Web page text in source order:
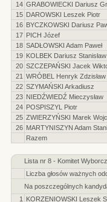
14 GRABOWIECKI Dariusz
15 DAROWSKI Leszek Piotr
16 BYCZKOWSKI Dariusz
17 PICH Józef
18 SADŁOWSKI Adam Paweł
19 KOLBEK Dariusz Stanisław
20 SZCZEPAŃSKI Jacek
21 WRÓBEL Henryk Zdzisław
22 SZYMAŃSKI Arkadiusz
23 NIEDŹWIEDŹ Mieczysław
24 POSPISZYL Piotr
25 ZWIERZYŃSKI Marek
26 MARTYNISZYN Adam
Razem
Lista nr 8 - Komitet
Liczba głosów ważnych
Na poszczególnych
1
KORZENIOWSKI Leszek